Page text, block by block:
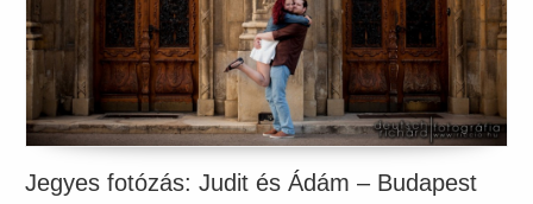
Jegyes fotózás: Judit és Ádám – Budapest